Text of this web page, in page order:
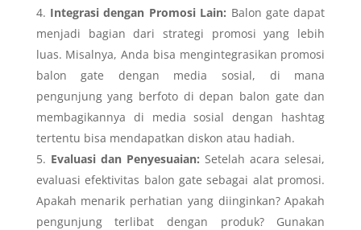
Integrasi dengan Promosi Lain: Balon gate dapat
menjadi bagian dari strategi promosi yang lebih
luas. Misalnya, Anda bisa mengintegrasikan promosi
balon gate dengan media sosial, di mana
pengunjung yang berfoto di depan balon gate dan
membagikannya di media sosial dengan hashtag
tertentu bisa mendapatkan diskon atau hadiah.
Evaluasi dan Penyesuaian: Setelah acara selesai,
evaluasi efektivitas balon gate sebagai alat promosi.
Apakah menarik perhatian yang diinginkan? Apakah
pengunjung terlibat dengan produk? Gunakan